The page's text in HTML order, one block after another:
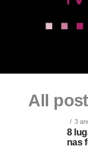
All
3
8
nas